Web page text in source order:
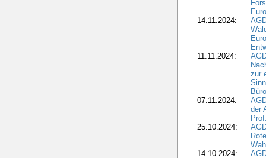
14.11.2024:
11.11.2024:
zur
07.11.2024:
der
25.10.2024:
14.10.2024: